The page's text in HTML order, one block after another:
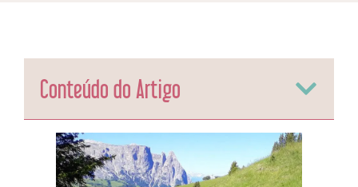
Conteúdo do Artigo